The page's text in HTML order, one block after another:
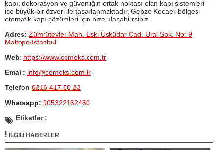
kapı, dekorasyon ve güvenliğin ortak noktası olan kapı sistemleri
ise büyük bir özveri ile tasarlanmaktadır. Gebze Kocaeli bölgesi
otomatik kapı çözümleri için bize ulaşabilirsiniz.
Adres: Zümrütevler Mah. Eski Üsküdar Cad. Ural Sok. No: 9
Maltepe/İstanbul
Web: https://www.cemeks.com.tr
Email: info@cemeks.com.tr
Telefon 0216 417 50 23
Whatsapp: 905322162460
Etiketler :
İLGİLİ HABERLER